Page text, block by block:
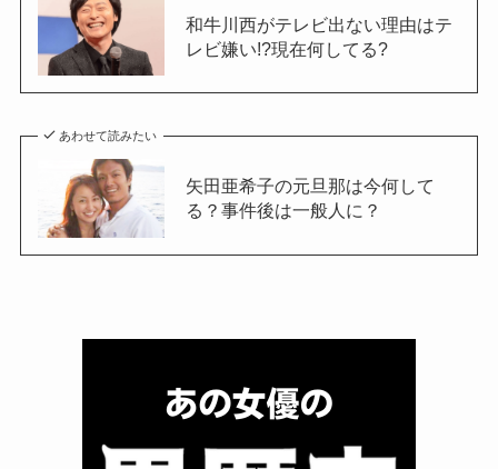
和牛川西がテレビ出ない理由はテ
レビ嫌い!?現在何してる?
あわせて読みたい
矢田亜希子の元旦那は今何して
る？事件後は一般人に？